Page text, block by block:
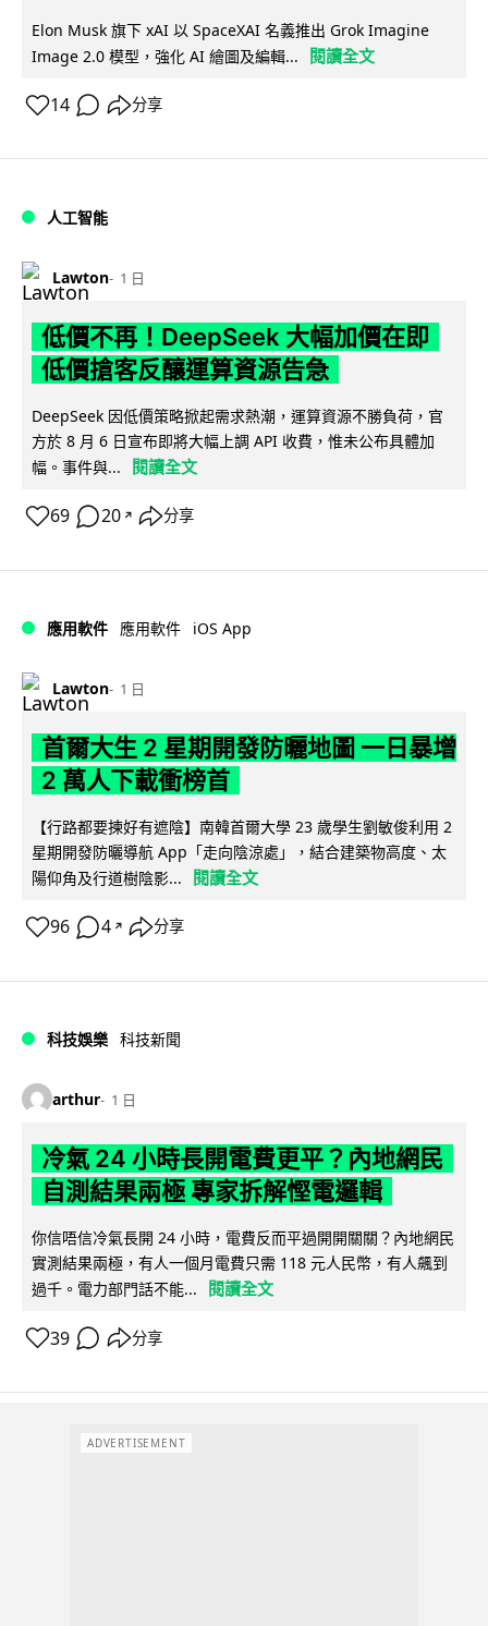
Elon Musk 旗下 xAI 以 SpaceXAI 名義推出 Grok Imagine
Image 2.0 模型，強化 AI 繪圖及編輯...
閱讀全文
14 分享
人工智能
Lawton 1 日
低價不再！DeepSeek 大幅加價在即
低價搶客反釀運算資源告急
DeepSeek 因低價策略掀起需求熱潮，運算資源不勝負荷，官
方於 8 月 6 日宣布即將大幅上調 API 收費，惟未公布具體加
幅。事件與...
閱讀全文
69 20 ↗ 分享
應用軟件 應用軟件 iOS App
Lawton 1 日
首爾大生 2 星期開發防曬地圖 一日暴增
2 萬人下載衝榜首
【行路都要揀好有遮陰】南韓首爾大學 23 歲學生劉敏俊利用 2
星期開發防曬導航 App「走向陰涼處」，結合建築物高度、太
陽仰角及行道樹陰影...
閱讀全文
96 4 ↗ 分享
科技娛樂 科技新聞
arthur 1 日
冷氣 24 小時長開電費更平？內地網民
自測結果兩極 專家拆解慳電邏輯
你信唔信冷氣長開 24 小時，電費反而平過開開關關？內地網民
實測結果兩極，有人一個月電費只需 118 元人民幣，有人飆到
過千。電力部門話不能...
閱讀全文
39 分享
ADVERTISEMENT